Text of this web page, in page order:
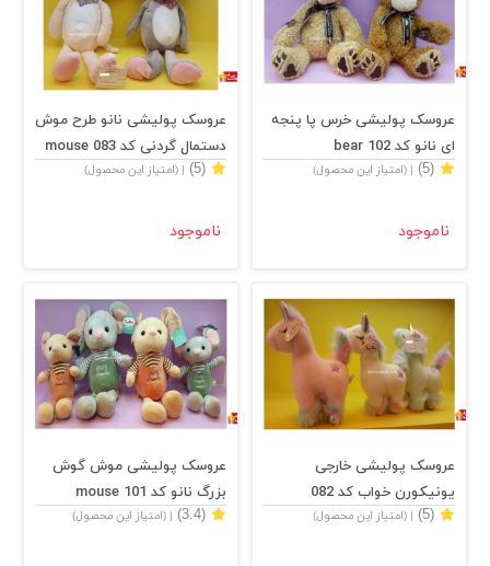
عروسک پولیشی خرس پا پنجه
ای نانو کد 102 bear
(5)
| (امتیاز این محصول)
ناموجود
عروسک پولیشی نانو طرح موش
دستمال گردنی کد 083 mouse
(5)
| (امتیاز این محصول)
ناموجود
عروسک پولیشی خارجی
یونیکورن خواب کد 082
unicorn
(5) | (امتیاز این محصول)
عروسک پولیشی موش گوش
بزرگ نانو کد 101 mouse
(3.4)
| (امتیاز این محصول)